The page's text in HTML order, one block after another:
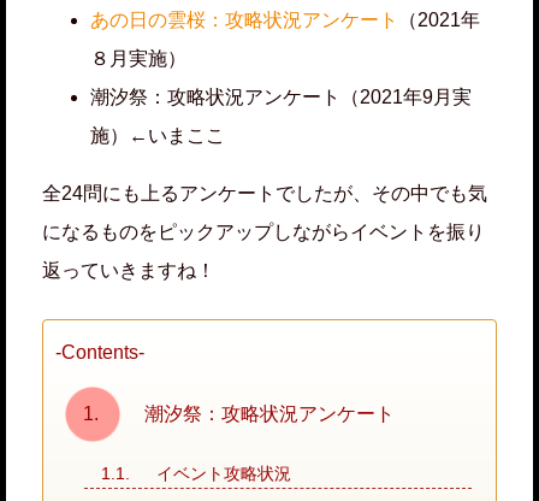
あの日の雲桜：攻略状況アンケート
（2021年
８月実施）
潮汐祭：攻略状況アンケート（2021年9月実
施）←いまここ
全24問にも上るアンケートでしたが、その中でも気
になるものをピックアップしながらイベントを振り
返っていきますね！
-Contents-
潮汐祭：攻略状況アンケート
イベント攻略状況